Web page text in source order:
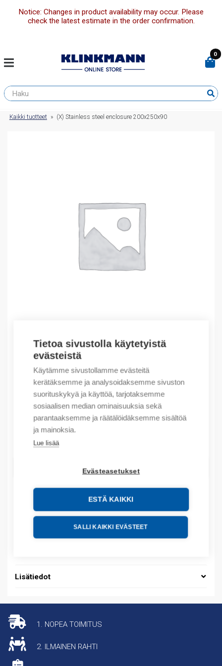
Tietoa sivustolla käytetyistä
evästeistä
Käytämme sivustollamme evästeitä
kerätäksemme ja analysoidaksemme sivuston
suorituskykyä ja käyttöä, tarjotaksemme
sosiaalisen median ominaisuuksia sekä
parantaaksemme ja räätälöidäksemme sisältöä
ja mainoksia.
Lue lisää
Evästeasetukset
ESTÄ KAIKKI
SALLI KAIKKI EVÄSTEET
Notice: Changes in product availability may occur. Please
check the latest estimate in the order confirmation.
0
Kaikki tuotteet » (X) Stainless steel enclosure 200x250x90
Outlet – Erikoishinnat
(X) Stainless steel enclosure 200x250x90
225,33€/ myyntierä
Myyntierä sis. 1 kpl
Määrä
Määrä
LISÄÄ OSTOSKORIIN
Tuotekoodit
Tilauskoodi: 3600220900
Lisätiedot
1. NOPEA TOIMITUS
2. ILMAINEN RAHTI